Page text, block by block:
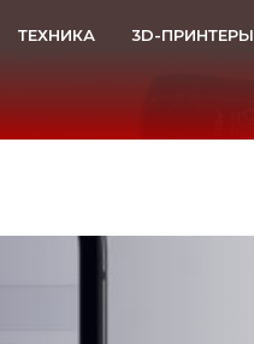
ТЕХНИКА 3D-ПРИНТЕРЫ